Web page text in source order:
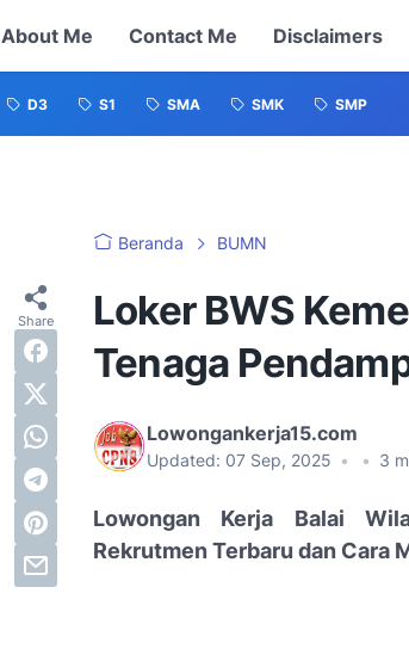
About Me Contact Me Disclaimers
D3 S1 SMA SMK SMP
Beranda BUMN
Loker BWS
Tenaga
Lowongankerja15.com
Updated: 07 Sep, 2025 • • 3
Lowongan Kerja Balai
Rekrutmen Terbaru dan Cara